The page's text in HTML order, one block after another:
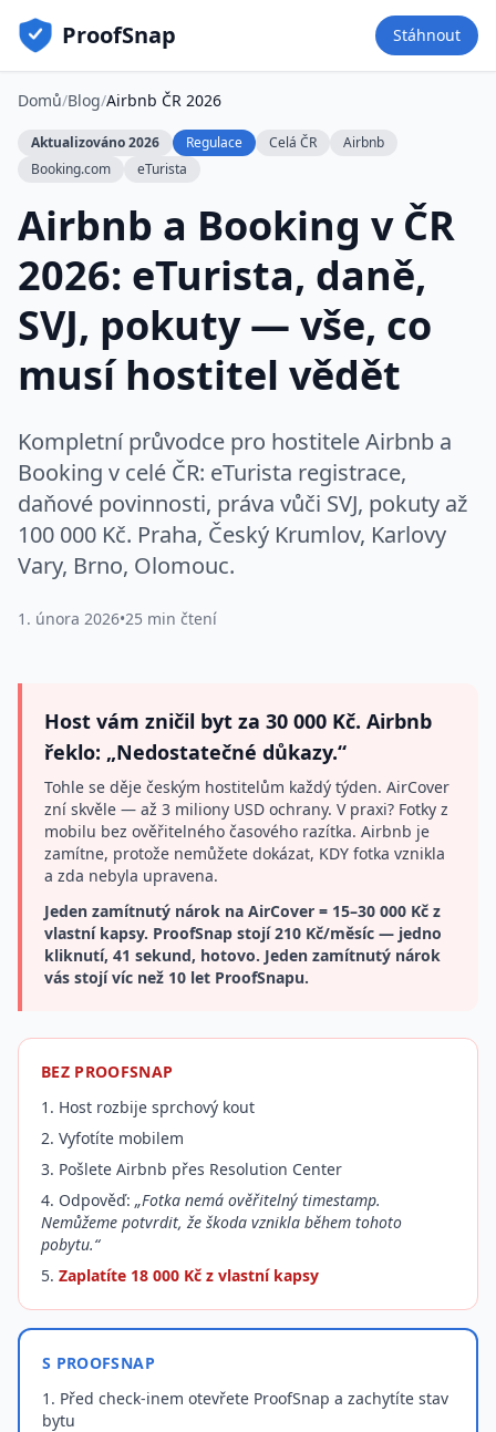
ProofSnap Stáhnout
Domů/Blog/Airbnb ČR 2026
Aktualizováno 2026 Regulace Celá ČR
Airbnb
Booking.com
eTurista
Airbnb a Booking v ČR
2026: eTurista, daně,
SVJ, pokuty — vše, co
musí hostitel vědět
Kompletní průvodce pro hostitele Airbnb a
Booking v celé ČR: eTurista registrace,
daňové povinnosti, práva vůči SVJ, pokuty až
100 000 Kč. Praha, Český Krumlov, Karlovy
Vary, Brno, Olomouc.
1. února 2026•25 min čtení
Host vám zničil byt za 30 000 Kč. Airbnb
řeklo: „Nedostatečné důkazy.“
Tohle se děje českým hostitelům každý týden. AirCover
zní skvěle — až 3 miliony USD ochrany. V praxi? Fotky z
mobilu bez ověřitelného časového razítka. Airbnb je
zamítne, protože nemůžete dokázat, KDY fotka vznikla
a zda nebyla upravena.
Jeden zamítnutý nárok na AirCover = 15–30 000 Kč z
vlastní kapsy. ProofSnap stojí 210 Kč/měsíc — jedno
kliknutí, 41 sekund, hotovo. Jeden zamítnutý nárok
vás stojí víc než 10 let ProofSnapu.
BEZ PROOFSNAP
1. Host rozbije sprchový kout
2. Vyfotíte mobilem
3. Pošlete Airbnb přes Resolution Center
4. Odpověď: „Fotka nemá ověřitelný timestamp.
Nemůžeme potvrdit, že škoda vznikla během tohoto
pobytu.“
5. Zaplatíte 18 000 Kč z vlastní kapsy
S PROOFSNAP
1. Před check-inem otevřete ProofSnap a zachytíte stav
bytu